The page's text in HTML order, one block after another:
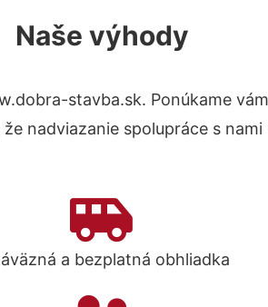
Naše výhody
stavba.sk. Ponúkame
nadviazanie spolupráce s
a bezplatná obhliadka